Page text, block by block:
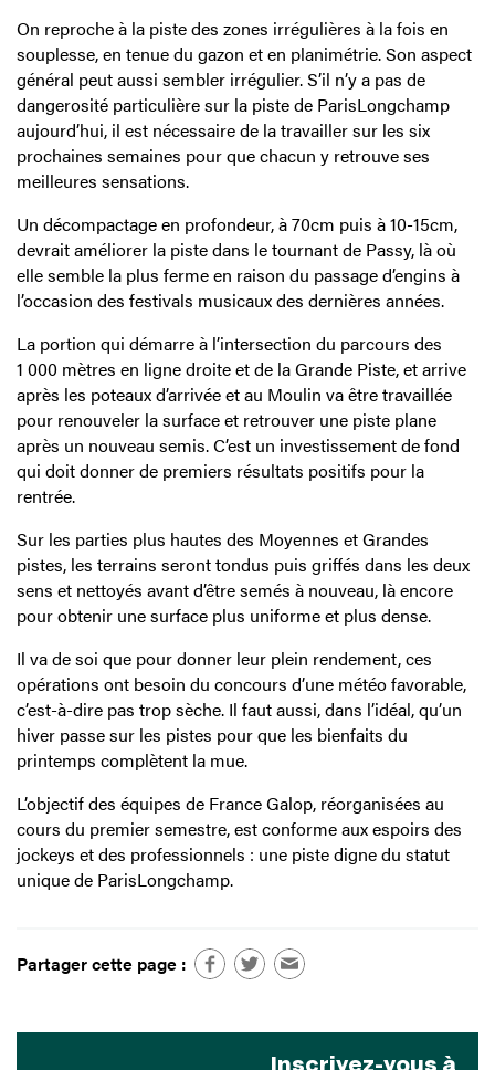
On reproche à la piste des zones irrégulières à la fois en
souplesse, en tenue du gazon et en planimétrie. Son aspect
général peut aussi sembler irrégulier. S’il n’y a pas de
dangerosité particulière sur la piste de ParisLongchamp
aujourd’hui, il est nécessaire de la travailler sur les six
prochaines semaines pour que chacun y retrouve ses
meilleures sensations.
Un décompactage en profondeur, à 70cm puis à 10-15cm,
devrait améliorer la piste dans le tournant de Passy, là où
elle semble la plus ferme en raison du passage d’engins à
l’occasion des festivals musicaux des dernières années.
La portion qui démarre à l’intersection du parcours des
1 000 mètres en ligne droite et de la Grande Piste, et arrive
après les poteaux d’arrivée et au Moulin va être travaillée
pour renouveler la surface et retrouver une piste plane
après un nouveau semis. C’est un investissement de fond
qui doit donner de premiers résultats positifs pour la
rentrée.
Sur les parties plus hautes des Moyennes et Grandes
pistes, les terrains seront tondus puis griffés dans les deux
sens et nettoyés avant d’être semés à nouveau, là encore
pour obtenir une surface plus uniforme et plus dense.
Il va de soi que pour donner leur plein rendement, ces
opérations ont besoin du concours d’une météo favorable,
c’est-à-dire pas trop sèche. Il faut aussi, dans l’idéal, qu’un
hiver passe sur les pistes pour que les bienfaits du
printemps complètent la mue.
L’objectif des équipes de France Galop, réorganisées au
cours du premier semestre, est conforme aux espoirs des
jockeys et des professionnels : une piste digne du statut
unique de ParisLongchamp.
Partager cette page :
Inscrivez-vous à